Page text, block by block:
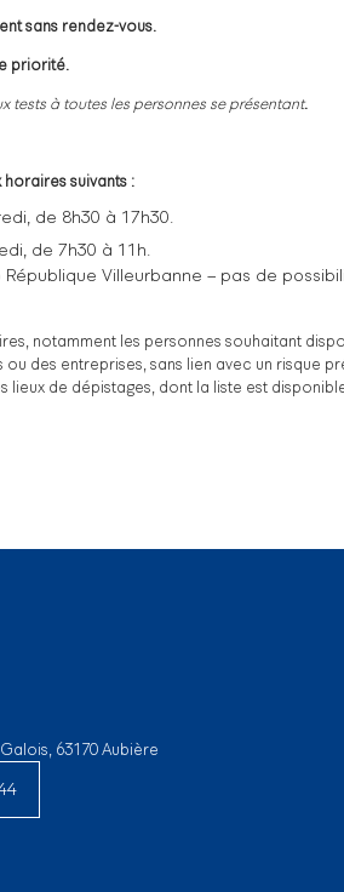
sans rendez-vous.
priorité.
tests à toutes les personnes se présentant.
suivants :
de 8h30 à 17h30.
de 7h30 à 11h.
Villeurbanne – pas de
notamment les personnes souhaitant
des entreprises, sans lien avec un risque
de dépistages, dont la liste est
63170 Aubière